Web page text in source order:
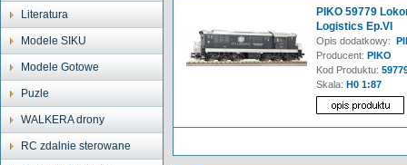
Literatura
Modele SIKU
Modele Gotowe
Puzle
WALKERA drony
RC zdalnie sterowane
PIKO 59779
Logistics Ep.VI
Opis dodatkowy:
Producent: PIKO
Kod Produktu:
Skala: H0 1:87